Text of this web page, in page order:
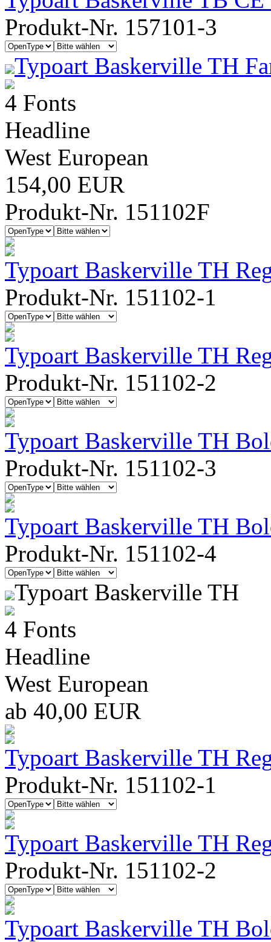
Produkt-Nr. 157101-3
Typoart Baskerville TH
4 Fonts
Headline
West European
154,00 EUR
Produkt-Nr. 151102F
Typoart Baskerville TH
Produkt-Nr. 151102-1
Typoart Baskerville TH
Produkt-Nr. 151102-2
Typoart Baskerville TH
Produkt-Nr. 151102-3
Typoart Baskerville TH
Produkt-Nr. 151102-4
Typoart Baskerville TH
4 Fonts
Headline
West European
ab 40,00 EUR
Typoart Baskerville TH
Produkt-Nr. 151102-1
Typoart Baskerville TH
Produkt-Nr. 151102-2
Typoart Baskerville TH